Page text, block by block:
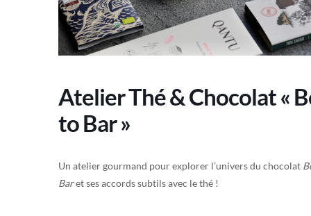
Atelier Thé & Chocolat «
to Bar »
Un atelier gourmand pour explorer l’univers du chocolat
Baret ses accords subtils avec le thé !